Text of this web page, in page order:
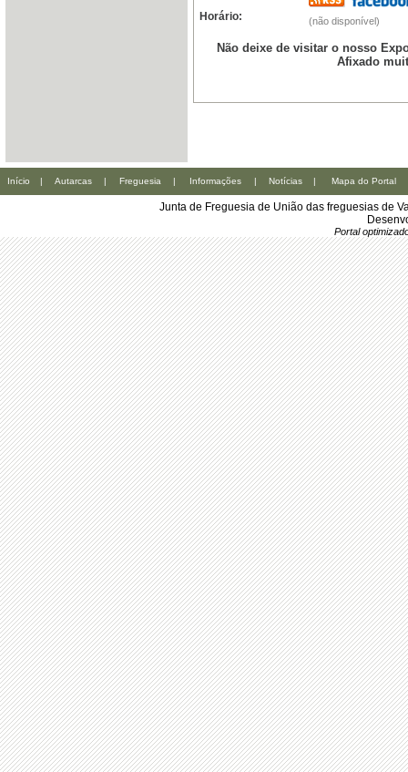
Horário: (não disponível)
Não deixe de visitar o nosso
Afixado
Início | Autarcas | Freguesia | Informações | Notícias | Mapa do Portal
Junta de Freguesia de União das freguesias de
Portal